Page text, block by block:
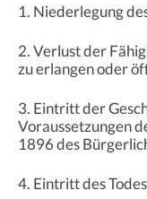
1. Niederlegung
2. Verlust der
zu erlangen oder
3. Eintritt der
Voraussetzungen
1896 des
4. Eintritt des